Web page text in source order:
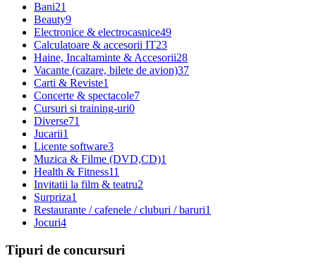
Bani21
Beauty9
Electronice & electrocasnice49
Calculatoare & accesorii IT23
Haine, Incaltaminte & Accesorii28
Vacante (cazare, bilete de avion)37
Carti & Reviste1
Concerte & spectacole7
Cursuri si training-uri0
Diverse71
Jucarii1
Licente software3
Muzica & Filme (DVD,CD)1
Health & Fitness11
Invitatii la film & teatru2
Surpriza1
Restaurante / cafenele / cluburi / baruri1
Jocuri4
Tipuri de concursuri